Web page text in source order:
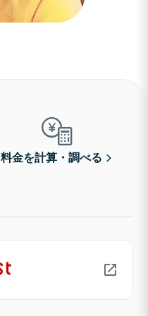
料金を計算・調べる